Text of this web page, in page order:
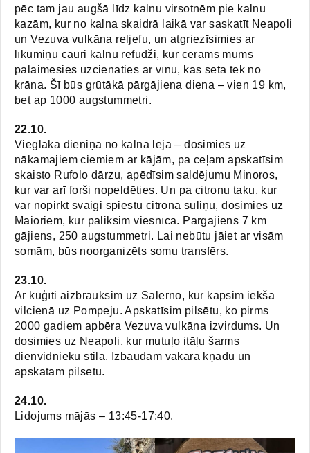
pēc tam jau augšā līdz kalnu virsotnēm pie kalnu
kazām, kur no kalna skaidrā laikā var saskatīt Neapoli
un Vezuva vulkāna reljefu, un atgriezīsimies ar
līkumiņu cauri kalnu refudži, kur cerams mums
palaimēsies uzcienāties ar vīnu, kas sētā tek no
krāna. Šī būs grūtākā pārgājiena diena – vien 19 km,
bet ap 1000 augstummetri.
22.10.
Vieglāka dieniņa no kalna lejā – dosimies uz
nākamajiem ciemiem ar kājām, pa ceļam apskatīsim
skaisto Rufolo dārzu, apēdīsim saldējumu Minoros,
kur var arī forši nopeldēties. Un pa citronu taku, kur
var nopirkt svaigi spiestu citrona suliņu, dosimies uz
Maioriem, kur paliksim viesnīcā. Pārgājiens 7 km
gājiens, 250 augstummetri. Lai nebūtu jāiet ar visām
somām, būs noorganizēts somu transfērs.
23.10.
Ar kuģīti aizbrauksim uz Salerno, kur kāpsim iekšā
vilcienā uz Pompeju. Apskatīsim pilsētu, ko pirms
2000 gadiem apbēra Vezuva vulkāna izvirdums. Un
dosimies uz Neapoli, kur mutuļo itāļu šarms
dienvidnieku stilā. Izbaudām vakara kņadu un
apskatām pilsētu.
24.10.
Lidojums mājās – 13:45-17:40.